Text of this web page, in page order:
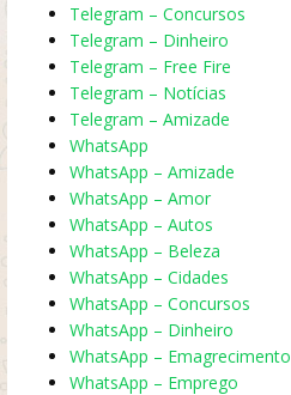
Telegram – Concursos
Telegram – Dinheiro
Telegram – Free Fire
Telegram – Notícias
Telegram – Amizade
WhatsApp
WhatsApp – Amizade
WhatsApp – Amor
WhatsApp – Autos
WhatsApp – Beleza
WhatsApp – Cidades
WhatsApp – Concursos
WhatsApp – Dinheiro
WhatsApp – Emagrecimento
WhatsApp – Emprego